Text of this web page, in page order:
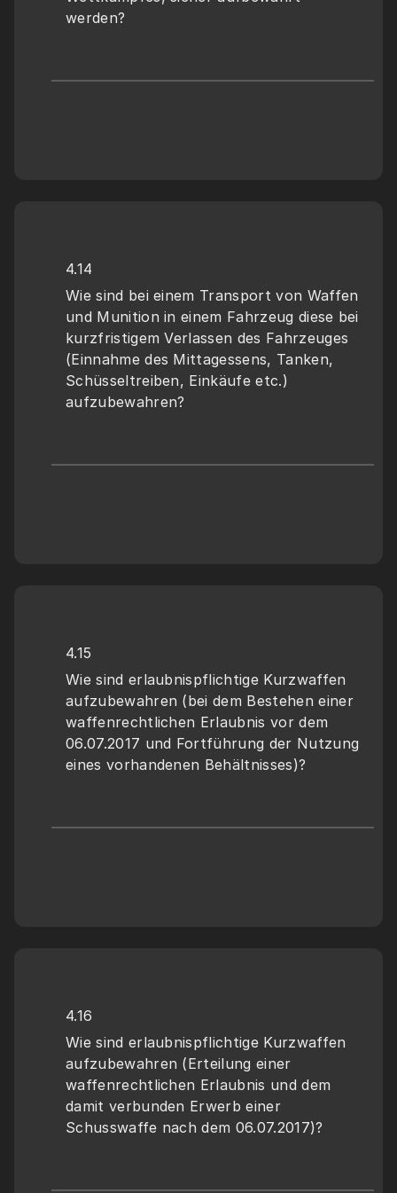
werden?
4.14
Wie sind bei einem Transport von Waffen
und Munition in einem Fahrzeug diese bei
kurzfristigem Verlassen des Fahrzeuges
(Einnahme des Mittagessens, Tanken,
Schüsseltreiben, Einkäufe etc.)
aufzubewahren?
4.15
Wie sind erlaubnispflichtige Kurzwaffen
aufzubewahren (bei dem Bestehen einer
waffenrechtlichen Erlaubnis vor dem
06.07.2017 und Fortführung der Nutzung
eines vorhandenen Behältnisses)?
4.16
Wie sind erlaubnispflichtige Kurzwaffen
aufzubewahren (Erteilung einer
waffenrechtlichen Erlaubnis und dem
damit verbunden Erwerb einer
Schusswaffe nach dem 06.07.2017)?